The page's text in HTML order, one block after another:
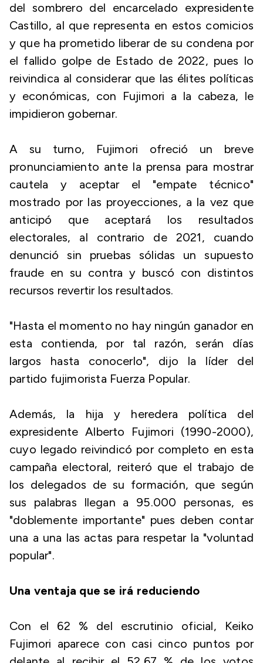
del sombrero del encarcelado expresidente
Castillo, al que representa en estos comicios
y que ha prometido liberar de su condena por
el fallido golpe de Estado de 2022, pues lo
reivindica al considerar que las élites políticas
y económicas, con Fujimori a la cabeza, le
impidieron gobernar.
A su turno, Fujimori ofreció un breve
pronunciamiento ante la prensa para mostrar
cautela y aceptar el "empate técnico"
mostrado por las proyecciones, a la vez que
anticipó que aceptará los resultados
electorales, al contrario de 2021, cuando
denunció sin pruebas sólidas un supuesto
fraude en su contra y buscó con distintos
recursos revertir los resultados.
"Hasta el momento no hay ningún ganador en
esta contienda, por tal razón, serán días
largos hasta conocerlo", dijo la líder del
partido fujimorista Fuerza Popular.
Además, la hija y heredera política del
expresidente Alberto Fujimori (1990-2000),
cuyo legado reivindicó por completo en esta
campaña electoral, reiteró que el trabajo de
los delegados de su formación, que según
sus palabras llegan a 95.000 personas, es
"doblemente importante" pues deben contar
una a una las actas para respetar la "voluntad
popular".
Una ventaja que se irá reduciendo
Con el 62 % del escrutinio oficial, Keiko
Fujimori aparece con casi cinco puntos por